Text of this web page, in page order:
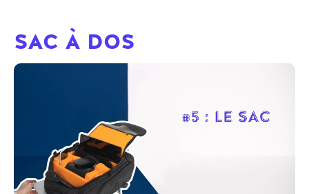
SAC À DOS